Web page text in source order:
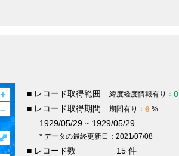
+
–
⤢
■ レコード取得範囲 緯度経度情報有り： 0
■ レコード取得期間 期間有り： 6 %
1929/05/29 ~ 1929/05/29
* データの最終更新日：2021/07/08
■ レコード数
15 件